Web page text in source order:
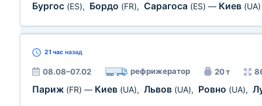
Бургос (ES), Бордо (FR), Сарагоса (ES) — Киев (UA)
21 час назад
08.08–07.02 рефрижератор 20 т
Париж (FR) — Киев (UA), Львов (UA), Ровно (UA),